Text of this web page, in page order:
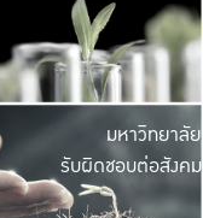
มีพื้นที่เขียวสดใส
เป็นป่าในเมือง เกษต
มหาวิ
ค
เปิดประ
และพบเรื่องราวใ
มหาวิทยาลัย
รับผิดชอบต่อสังคม